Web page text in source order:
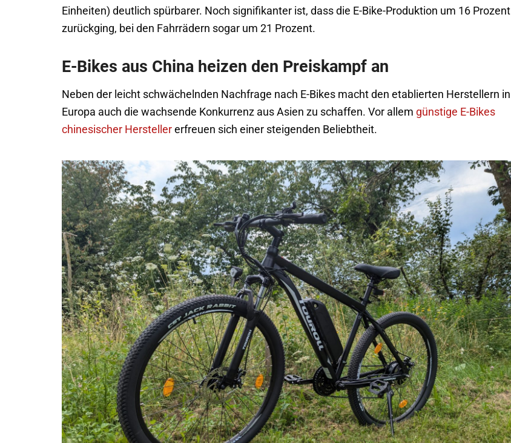
Einheiten) deutlich spürbarer. Noch signifikanter ist, dass die E-Bike-Produktion um 16 Prozent
zurückging, bei den Fahrrädern sogar um 21 Prozent.
E-Bikes aus China heizen den Preiskampf an
Neben der leicht schwächelnden Nachfrage nach E-Bikes macht den etablierten Herstellern in
Europa auch die wachsende Konkurrenz aus Asien zu schaffen. Vor allem günstige E-Bikes
chinesischer Hersteller erfreuen sich einer steigenden Beliebtheit.